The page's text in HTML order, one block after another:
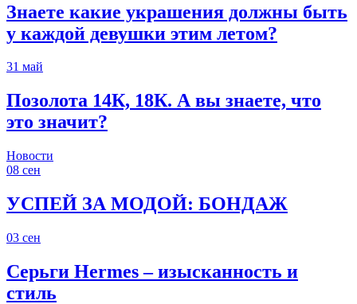
Знаете какие украшения должны быть
у каждой девушки этим летом?
31 май
Позолота 14К, 18К. А вы знаете, что
это значит?
Новости
08 сен
УСПЕЙ ЗА МОДОЙ: БОНДАЖ
03 сен
Серьги Hermes – изысканность и
стиль